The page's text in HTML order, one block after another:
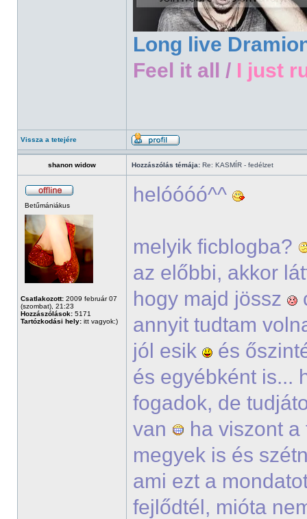
Long live
Feel it all / I just
Vissza a tetejére
shanon widow Hozzászólás témája: Re: KASMÍR - fedélzet
Betűmániákus
Csatlakozott: 2009 február 07
(szombat), 21:23
Hozzászólások: 5171
Tartózkodási hely: itt vagyok:)
helóóóó^^
melyik ficblogba?
az előbbi, akkor
hogy majd jössz
annyit tudtam
jól esik
és
és egyébként is...
fogadok, de
van
ha viszont
megyek is és
ami ezt a
fejlődtél, mióta